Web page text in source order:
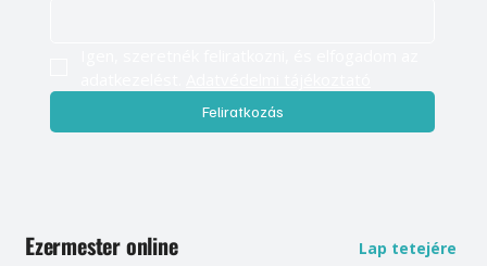
Feliratkozás
Ezermester online Lap tetejére